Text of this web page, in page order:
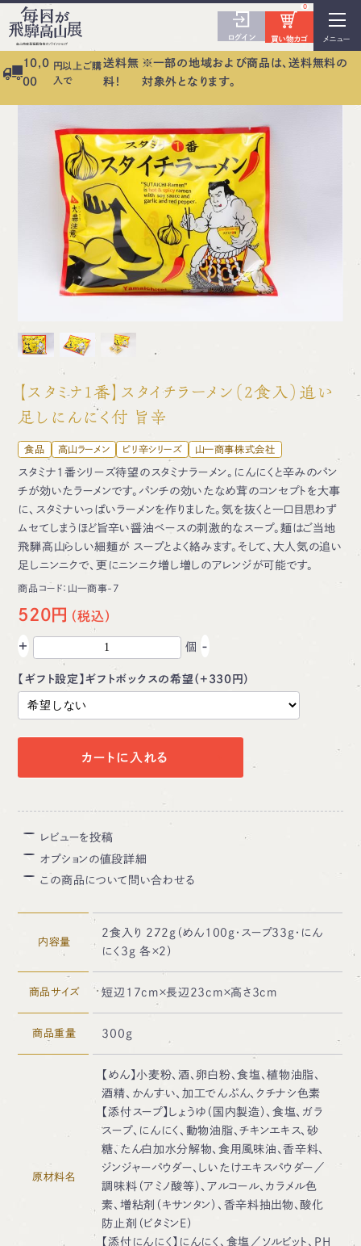
メニュー
ログイン 買い物カゴ
0
10,0
00
円以上ご購
入で
送料無
料！
※一部の地域および商品は、送料無料の
対象外となります。
【スタミナ1番】スタイチラーメン（2食入）追い
足しにんにく付 旨辛
食品 高山ラーメン ピリ辛シリーズ 山一商事株式会社
スタミナ1番シリーズ待望のスタミナラーメン。にんにくと辛みのパン
チが効いたラーメンです。パンチの効いたなめ茸のコンセプトを大事
に、スタミナいっぱいラーメンを作りました。気を抜くと一口目思わず
ムセてしまうほど旨辛い醤油ベースの刺激的なスープ。麺はご当地
飛騨高山らしい細麺が スープとよく絡みます。そして、大人気の追い
足しニンニクで、更にニンニク増し増しのアレンジが可能です。
商品コード： 山一商事-7
520円
+ 個 -
【ギフト設定】ギフトボックスの希望（+330円）
カートに入れる
レビューを投稿
オプションの値段詳細
この商品について問い合わせる
内容量
2食入り 272g（めん100g・スープ33g・にん
にく3g 各×2）
商品サイズ 短辺17cm×長辺23cm×高さ3cm
商品重量 300g
原材料名
【めん】小麦粉、酒、卵白粉、食塩、植物油脂、
酒精、かんすい、加工でんぷん、クチナシ色素
【添付スープ】しょうゆ（国内製造）、食塩、ガラ
スープ、にんにく、動物油脂、チキンエキス、砂
糖、たん白加水分解物、食用風味油、香辛料、
ジンジャーパウダー、しいたけエキスパウダー／
調味料（アミノ酸等）、アルコール、カラメル色
素、増粘剤（キサンタン）、香辛料抽出物、酸化
防止剤（ビタミンE）
【添付にんにく】にんにく、食塩／ソルビット、PH